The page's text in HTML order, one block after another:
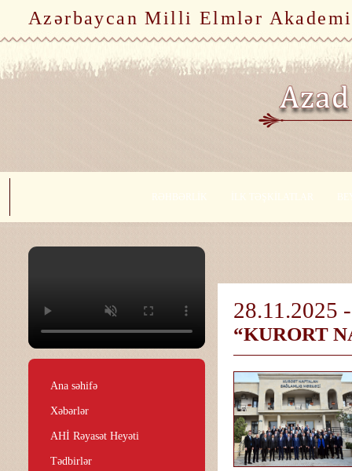
Azərbaycan Milli Elmlər
RƏHBƏRLİK İLK TƏŞKİLATLAR
Ana səhifə
Xəbərlər
AHİ Rəyasət Heyəti
Tədbirlər
28.11.2025
“KURORT